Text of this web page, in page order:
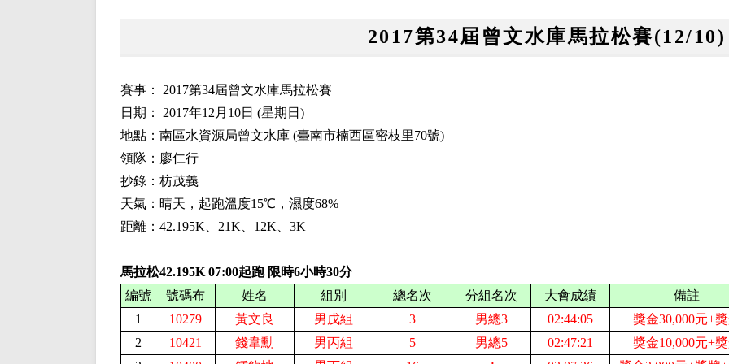
2017第34屆曾文水庫馬拉松賽(12/10)
賽事： 2017第34屆曾文水庫馬拉松賽
日期： 2017年12 月 10日 (星期日 )
地點：南區水資源局曾文水庫 (臺南市楠西區密枝里70號)
領隊：廖仁行
抄錄：枋茂義
天氣：晴天，起跑溫度15℃，濕度68%
距離：42.195K、 21K、 12K、 3K
馬拉松42.195K 07:00起跑 限時6小時30分
編號
號碼布 姓名 組別 總名次 分組名次 大會成績
備註
1
10279 黃文良 男戊組 3 男總3 02:44:05
獎金30,000元+
2
10421 錢韋勳 男丙組 5 男總5 02:47:21
獎金10,000元+